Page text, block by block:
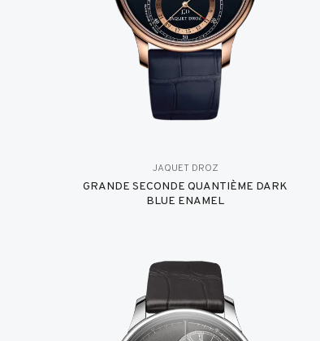
JAQUET DROZ
GRANDE SECONDE QUANTIÈME DARK
BLUE ENAMEL